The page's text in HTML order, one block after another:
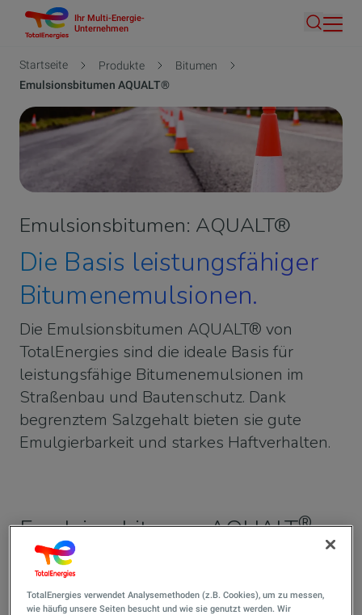
Inhalt
Ihr Multi-Energie-
Unternehmen
Suche
Pfadnavigation
Startseite Produkte
Bitumen
Emulsionsbitumen AQUALT®
Die Basis leistungsfähiger
Bitumenemulsionen.
Emulsionsbitumen: AQUALT®
Die Emulsionsbitumen AQUALT® von
TotalEnergies sind die ideale Basis für
leistungsfähige Bitumenemulsionen im
Straßenbau und Bautenschutz. Dank
begrenztem Salzgehalt bieten sie gute
Emulgierbarkeit und starkes Haftverhalten.
Emulsionsbitumen AQUALT®–
die Basis leistungsfähiger
Bitumenemulsionen
TotalEnergies verwendet Analysemethoden (z.B. Cookies), um zu messen,
wie häufig unsere Seiten besucht und wie sie genutzt werden. Wir